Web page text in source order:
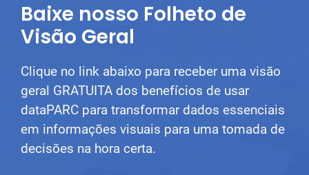
Baixe nosso Folheto de
Visão Geral
Clique no link abaixo para receber uma visão
geral GRATUITA dos benefícios de usar
dataPARC para transformar dados essenciais
em informações visuais para uma tomada de
decisões na hora certa.